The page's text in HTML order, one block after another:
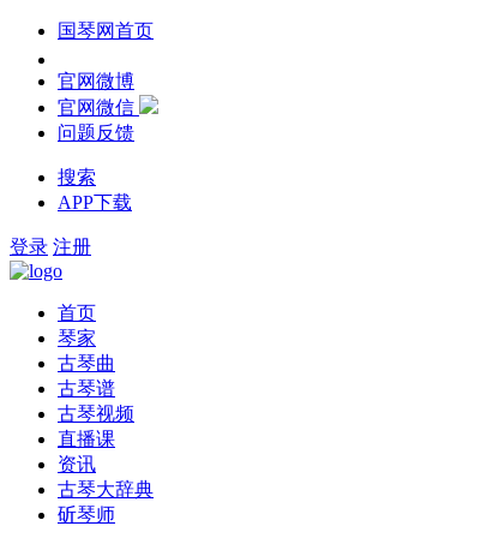
国琴网首页
官网微博
官网微信
问题反馈
搜索
APP下载
登录 注册
首页
琴家
古琴曲
古琴谱
古琴视频
直播课
资讯
古琴大辞典
斫琴师